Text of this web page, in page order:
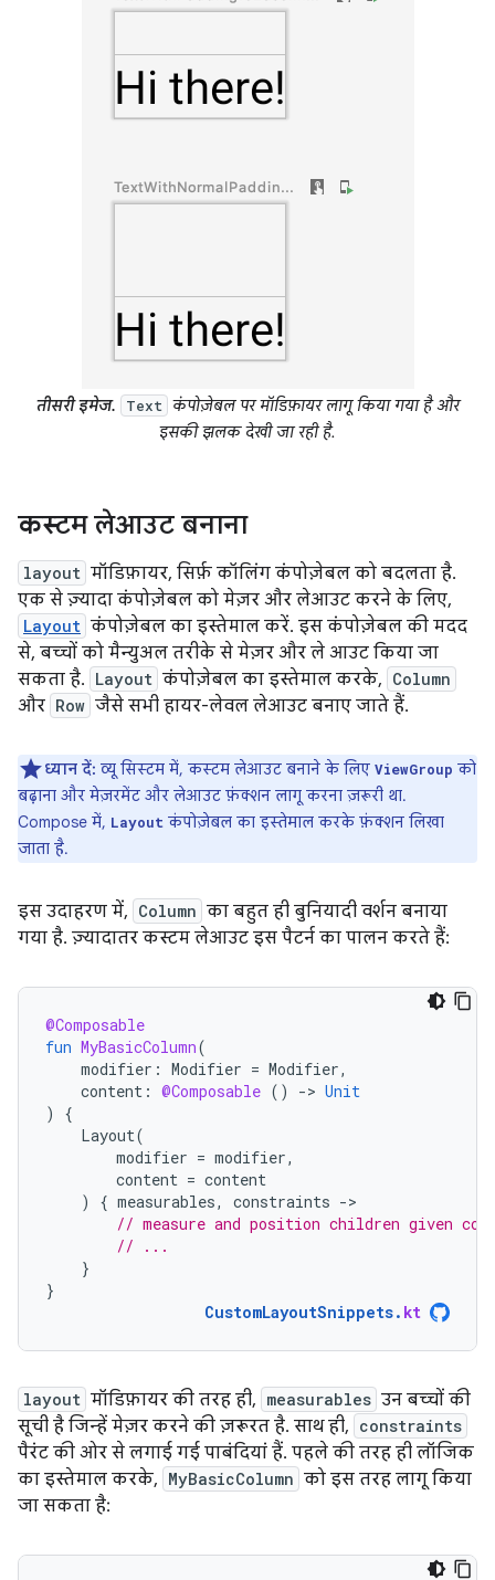
तीसरी इमेज. Text
कंपोज़ेबल पर मॉडिफ़ायर लागू किया गया है और
इसकी झलक देखी जा रही है.
कस्टम लेआउट बनाना
layout मॉडिफ़ायर, सिर्फ़ कॉलिंग कंपोज़ेबल को बदलता है.
एक से ज़्यादा कंपोज़ेबल को मेज़र और लेआउट करने के लिए,
Layout कंपोज़ेबल का इस्तेमाल करें. इस कंपोज़ेबल की मदद
से, बच्चों को मैन्युअल तरीके से मेज़र और ले आउट किया जा
सकता है. Layout कंपोज़ेबल का इस्तेमाल करके, Column
और Row जैसे सभी हायर-लेवल लेआउट बनाए जाते हैं.
ध्यान दें: व्यू सिस्टम में, कस्टम लेआउट बनाने के लिए ViewGroup को
बढ़ाना और मेज़रमेंट और लेआउट फ़ंक्शन लागू करना ज़रूरी था.
Compose में, Layout कंपोज़ेबल का इस्तेमाल करके फ़ंक्शन लिखा
जाता है.
इस उदाहरण में, Column का बहुत ही बुनियादी वर्शन बनाया
गया है. ज़्यादातर कस्टम लेआउट इस पैटर्न का पालन करते हैं:
@Composable
fun MyBasicColumn(
modifier : Modifier = Modifier,
content : @Composable () -> Unit
)
{
Layout(
modifier = modifier,
content = content
)
{ measurables, constraints -
// measure and position children given
// ...
}
}
CustomLayoutSnippets. kt
layout मॉडिफ़ायर की तरह ही, measurables उन बच्चों की
सूची है जिन्हें मेज़र करने की ज़रूरत है. साथ ही, constraints
पैरंट की ओर से लगाई गई पाबंदियां हैं. पहले की तरह ही लॉजिक
का इस्तेमाल करके, MyBasicColumn को इस तरह लागू किया
जा सकता है: